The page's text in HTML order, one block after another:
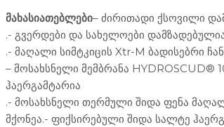
მახასიათებლები– ძირითადი ქსოვილი
.- გვერდები და სახელოები
.- მაღალი სიმტკიცის Xtr-M ბადისებრი
– მოსახსნელი მემბრანა HYDROSCUD®
ჰაერგამტარია
.- მოსახსნელი თერმული შიდა ფენა
მქონეა.- ფიქსირებული შიდა სალტე